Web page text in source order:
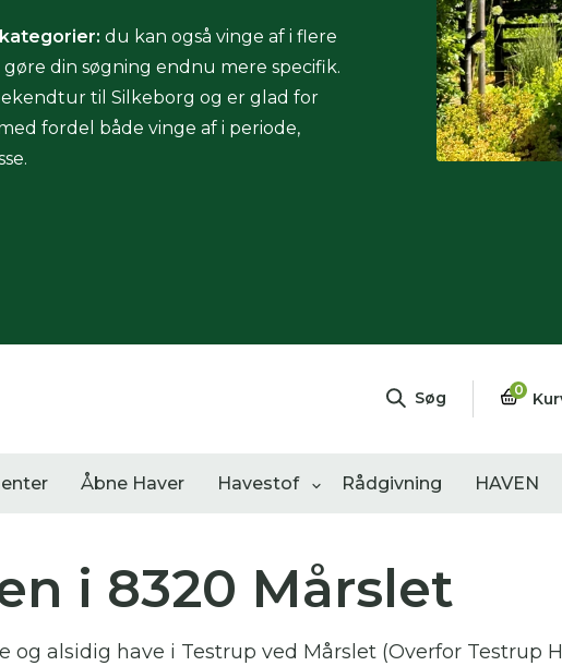
du kan også vinge af i flere
din søgning endnu mere specifik.
til Silkeborg og er glad for
fordel både vinge af i periode,
Søg 0
Åbne Haver Havestof Rådgivning HAVEN
0resultater 0resultater 0resultater
i 8320 Mårslet
og alsidig have i Testrup ved Mårslet (Overfor Testrup